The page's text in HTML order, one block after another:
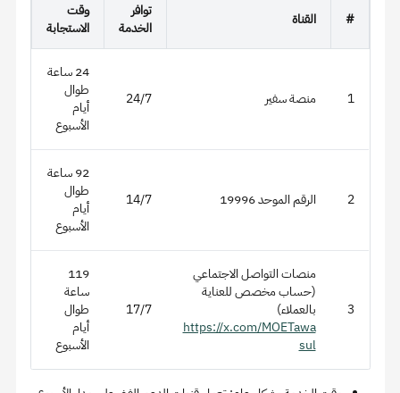
# القناة
توافر
الخدمة
وقت
الاستجابة
1 منصة سفير 24/7
24 ساعة
طوال
أيام
الأسبوع
2 الرقم الموحد 19996 14/7
92 ساعة
طوال
أيام
الأسبوع
3
منصات التواصل الاجتماعي
(حساب مخصص للعناية
بالعملاء)
https://x.com/MOETawa
sul
17/7
119
ساعة
طوال
أيام
الأسبوع